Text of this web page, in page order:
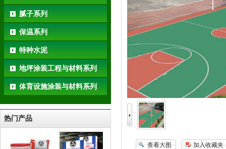
腻子系列
保温系列
特种水泥
地坪涂装工程与材料系列
体育设施涂装与材料系列
热门产品
查看大图 加入收藏夹